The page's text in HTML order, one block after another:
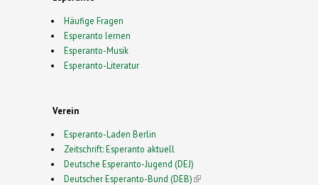
Häufige Fragen
Esperanto lernen
Esperanto-Musik
Esperanto-Literatur
Verein
Esperanto-Laden Berlin
Zeitschrift: Esperanto aktuell
Deutsche Esperanto-Jugend (DEJ)
Deutscher Esperanto-Bund (DEB)(link is external)